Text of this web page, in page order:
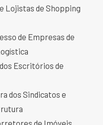
Lojistas de Shopping
de Empresas de
Escritórios de
dos Sindicatos e
de Imóveis